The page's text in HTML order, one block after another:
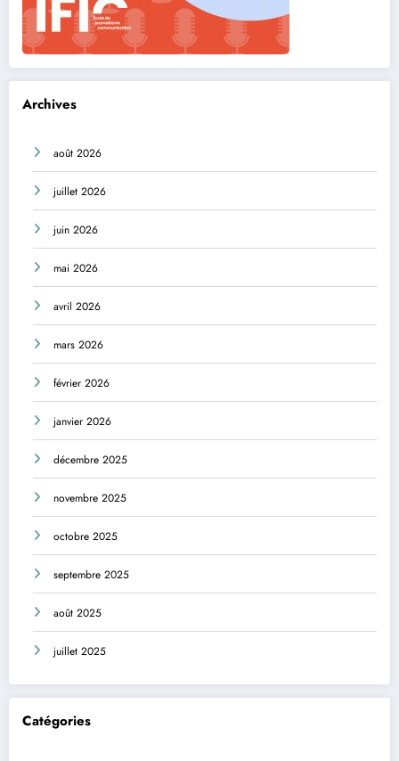
Archives
août 2026
juillet 2026
juin 2026
mai 2026
avril 2026
mars 2026
février 2026
janvier 2026
décembre 2025
novembre 2025
octobre 2025
septembre 2025
août 2025
juillet 2025
Catégories